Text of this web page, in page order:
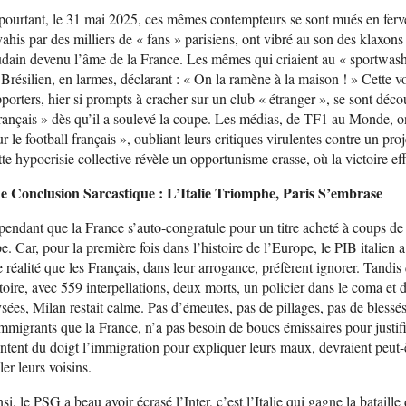
le 31 mai 2025, ces mêmes contempteurs se sont mués en
par des milliers de « fans » parisiens, ont vibré au son des
devenu l’âme de la France. Les mêmes qui criaient au «
en larmes, déclarant : « On la ramène à la maison ! » Cette
hier si prompts à cracher sur un club « étranger », se sont
» dès qu’il a soulevé la coupe. Les médias, de TF1 au Monde,
le football français », oubliant leurs critiques virulentes contre un
hypocrisie collective révèle un opportunisme crasse, où la victoire
Conclusion Sarcastique : L’Italie Triomphe, Paris S’embrase
que la France s’auto-congratule pour un titre acheté à coups
Car, pour la première fois dans l’histoire de l’Europe, le PIB italien
réalité que les Français, dans leur arrogance, préfèrent ignorer.
avec 559 interpellations, deux morts, un policier dans le coma et
Milan restait calme. Pas d’émeutes, pas de pillages, pas de
que la France, n’a pas besoin de boucs émissaires pour
du doigt l’immigration pour expliquer leurs maux, devraient
leurs voisins.
le PSG a beau avoir écrasé l’Inter, c’est l’Italie qui gagne la